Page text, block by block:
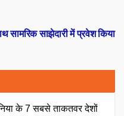
सामरिक साझेदारी में प्रवेश किया
के 7 सबसे ताकतवर देशों